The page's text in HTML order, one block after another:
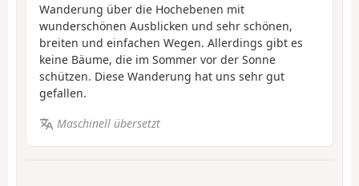
Wanderung über die Hochebenen mit
wunderschönen Ausblicken und sehr schönen,
breiten und einfachen Wegen. Allerdings gibt es
keine Bäume, die im Sommer vor der Sonne
schützen. Diese Wanderung hat uns sehr gut
gefallen.
Maschinell übersetzt